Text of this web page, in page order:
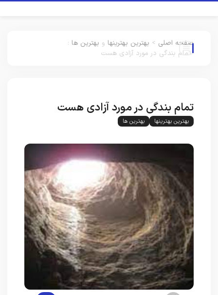
صفحه اصلی > بهترین بهترینها و بهترین ها :
تمام بندگی در مورد آزادی هست
تمام بندگی در مورد آزادی هست
بهترین بهترینها بهترین ها